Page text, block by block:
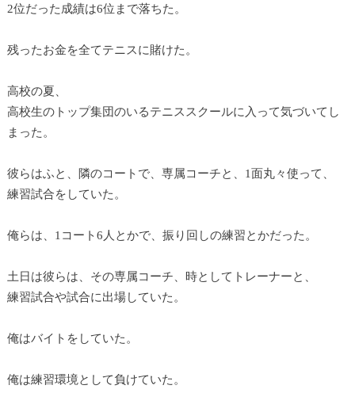
2位だった成績は6位まで落ちた。
残ったお金を全てテニスに賭けた。
高校の夏、
高校生のトップ集団のいるテニススクールに入って気づいてし
まった。
彼らはふと、隣のコートで、専属コーチと、1面丸々使って、
練習試合をしていた。
俺らは、1コート6人とかで、振り回しの練習とかだった。
土日は彼らは、その専属コーチ、時としてトレーナーと、
練習試合や試合に出場していた。
俺はバイトをしていた。
俺は練習環境として負けていた。